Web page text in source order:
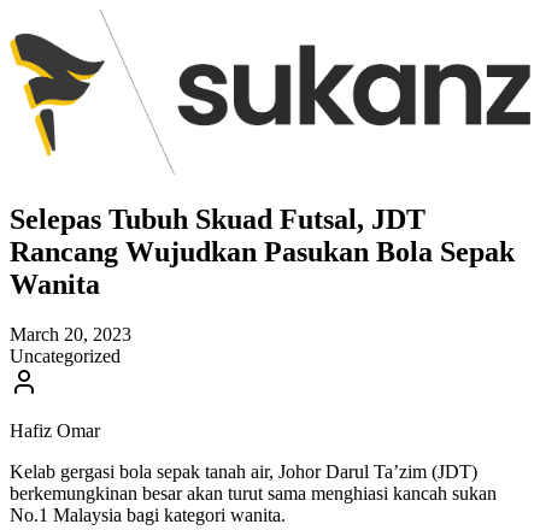
Selepas Tubuh Skuad Futsal, JDT
Rancang Wujudkan Pasukan Bola Sepak
Wanita
March 20, 2023
Uncategorized
Hafiz Omar
Kelab gergasi bola sepak tanah air, Johor Darul Ta’zim (JDT)
berkemungkinan besar akan turut sama menghiasi kancah sukan
No.1 Malaysia bagi kategori wanita.